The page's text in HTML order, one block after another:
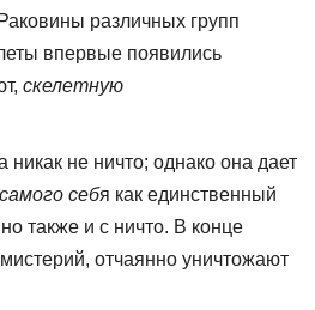
различных групп
впервые появились
скелетную
никак не ничто; однако она дает
себя как единственный
также и с ничто. В конце
отчаянно уничтожают